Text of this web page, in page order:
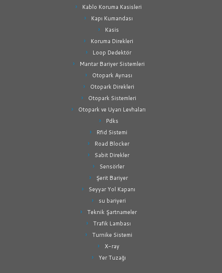
Kablo Koruma Kasisleri
Kapı Kumandası
Kasis
Koruma Direkleri
Loop Dedektör
Mantar Bariyer Sistemleri
Otopark Aynası
Otopark Direkleri
Otopark Sistemleri
Otopark ve Uyarı Levhaları
Pdks
Rfid Sistemi
Road Blocker
Sabit Direkler
Sensörler
Şerit Bariyer
Seyyar Yol Kapanı
su bariyeri
Teknik Şartnameler
Trafik Lambası
Turnike Sistemi
X-ray
Yer Tuzağı